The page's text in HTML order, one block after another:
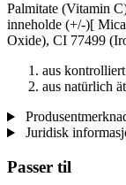
Palmitate (Vitamin
inneholde (+/-)[
Oxide), CI 77499
aus
aus natürlich
Juridisk
Passer til